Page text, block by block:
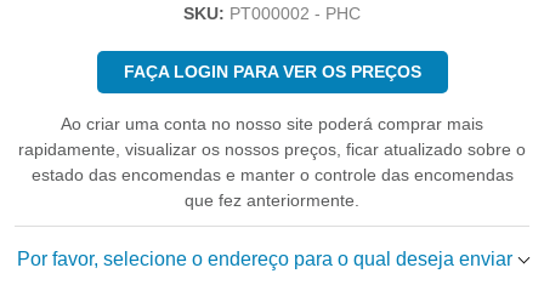
SKU: PT000002 - PHC
FAÇA LOGIN PARA VER OS PREÇOS
Ao criar uma conta no nosso site poderá comprar mais
rapidamente, visualizar os nossos preços, ficar atualizado sobre o
estado das encomendas e manter o controle das encomendas
que fez anteriormente.
Por favor, selecione o endereço para o qual deseja enviar